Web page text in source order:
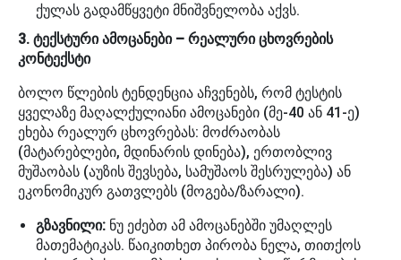
ქულას გადამწყვეტი მნიშვნელობა აქვს.
3. ტექსტური ამოცანები – რეალური ცხოვრების
კონტექსტი
ბოლო წლების ტენდენცია აჩვენებს, რომ ტესტის
ყველაზე მაღალქულიანი ამოცანები (მე-40 ან 41-ე)
ეხება რეალურ ცხოვრებას: მოძრაობას
(მატარებლები, მდინარის დინება), ერთობლივ
მუშაობას (აუზის შევსება, სამუშაოს შესრულება) ან
ეკონომიკურ გათვლებს (მოგება/ზარალი).
გზავნილი: ნუ ეძებთ ამ ამოცანებში უმაღლეს
მათემატიკას. წაიკითხეთ პირობა ნელა, თითქოს